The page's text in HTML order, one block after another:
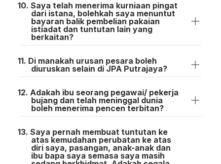
Saya telah menerima kurniaan pingat
dari istana, bolehkah saya menuntut
bayaran balik pembelian pakaian
istiadat dan tuntutan lain yang
berkaitan?
Di manakah urusan pesara boleh
diuruskan selain di JPA Putrajaya?
Adakah ibu seorang pegawai/ pekerja
bujang dan telah meninggal dunia
boleh menerima pencen terbitan?
Saya pernah membuat tuntutan ke
atas kemudahan perubatan ke atas
diri saya, pasangan, anak-anak dan
ibu bapa saya semasa saya masih